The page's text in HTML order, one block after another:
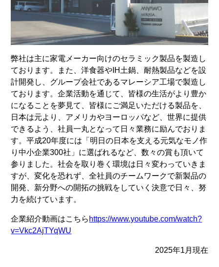
弊社は主に家電メーカー向けのセラミック製品を製造し
ております。また、洋食器やIH土鍋、耐熱製品などを設
計開発し、グループ会社であるマレーシア工場で製造し
ております。企業活動を通じて、皆様の生活がより豊か
になることを夢見て、皆様にご満足いただける製品を、
日本は元より、アメリカやヨーロッパなど、世界に提供
できるよう、社員一丸となって日々業務に励んでおりま
す。平成20年度には「明日の日本を支える元気なモノ作
り中小企業300社」に選ばれるなど、数々の賞も頂いて
参りました。社会を取り巻く環境は日々変わっていきま
すが、変化を恐れず、全社員のチームワークで新製品の
開発、新分野への開拓の挑戦をしていく決意で日々、努
力を続けています。
企業紹介動画はこちら https://www.youtube.com/watch?
v=Vkc2AjTYqWU
2025年1月現在